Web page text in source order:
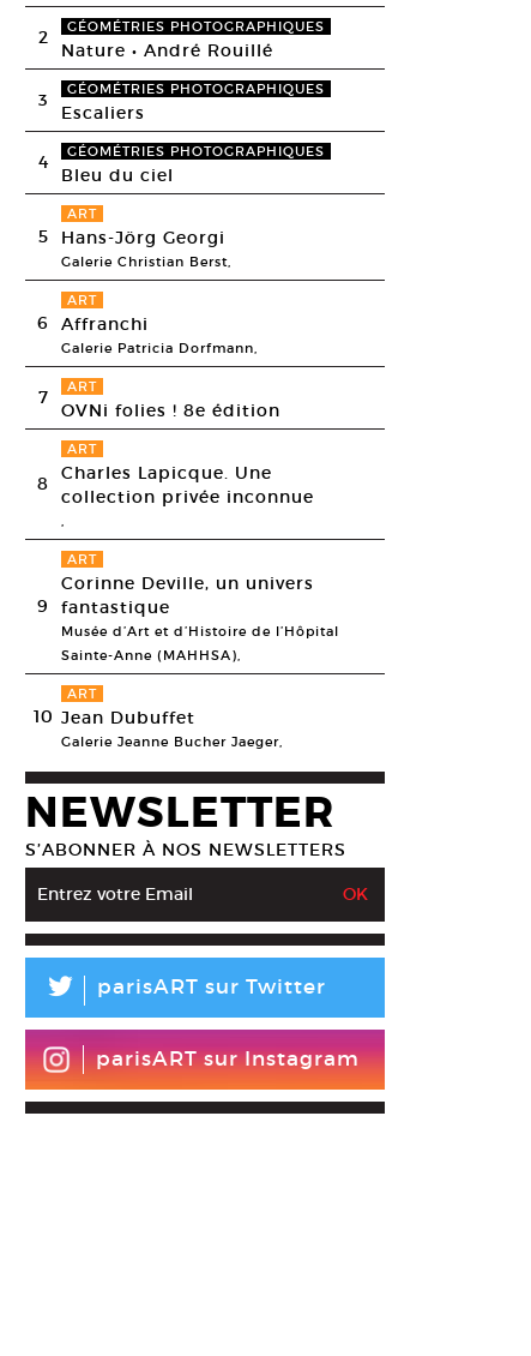
2 GÉOMÉTRIES PHOTOGRAPHIQUES
Nature • André Rouillé
3 GÉOMÉTRIES PHOTOGRAPHIQUES
Escaliers
4 GÉOMÉTRIES PHOTOGRAPHIQUES
Bleu du ciel
5
ART
Hans-Jörg Georgi
Galerie Christian Berst,
6
ART
Affranchi
Galerie Patricia Dorfmann,
7 ART
OVNi folies ! 8e édition
8
ART
Charles Lapicque. Une
collection privée inconnue
,
9
ART
Corinne Deville, un univers
fantastique
Musée d’Art et d’Histoire de l’Hôpital
Sainte-Anne (MAHHSA),
10
ART
Jean Dubuffet
Galerie Jeanne Bucher Jaeger,
NEWSLETTER
S’ABONNER À NOS NEWSLETTERS
L parisART sur Twitter
parisART sur Instagram